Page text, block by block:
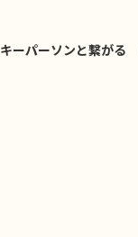
キーパーソンと繋がる